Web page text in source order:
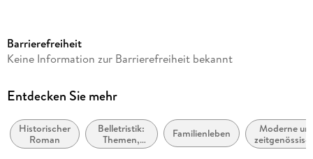
Reihe
Autor/Autorin
Verlag/Hersteller
Blanvalet Verlag
Barrierefreiheit
Keine Information zur Barrierefreiheit bekannt
Entdecken Sie mehr
Historischer
Roman
Belletristik:
Themen,
Stoffe,
Familienleben
Moderne
Belletristik: